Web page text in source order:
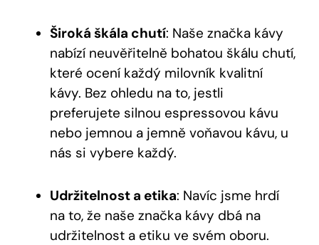
Široká‌ škála chutí: Naše značka‍ kávy⁢
nabízí neuvěřitelně bohatou škálu⁣ chutí,
které ocení každý milovník kvalitní
⁣kávy. Bez ohledu na to, ⁢jestli
⁤preferujete silnou ‌espressovou kávu
nebo ⁢jemnou a jemně voňavou kávu, u
nás ⁣si vybere každý.
Udržitelnost a etika: Navíc jsme hrdí
na to, že naše značka kávy dbá na
udržitelnost a⁣ etiku ve‍ svém oboru.